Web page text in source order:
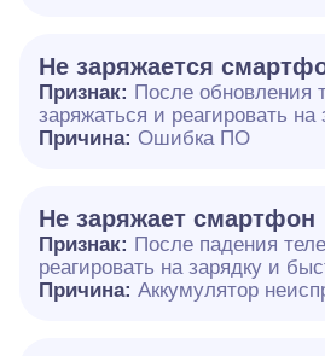
Не заряжается
Признак: После обновления
заряжаться и реагировать на
Причина: Ошибка ПО
Не заряжает смартфон
Признак: После падения
реагировать на зарядку и
Причина: Аккумулятор